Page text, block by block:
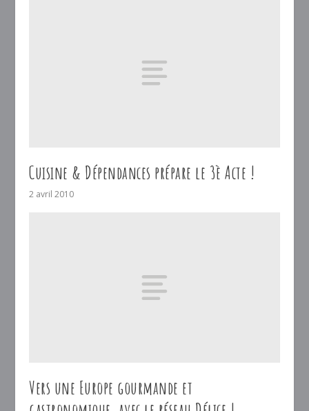
Cuisine & Dépendances prépare le 3è Acte !
2 avril 2010
Vers une Europe gourmande et